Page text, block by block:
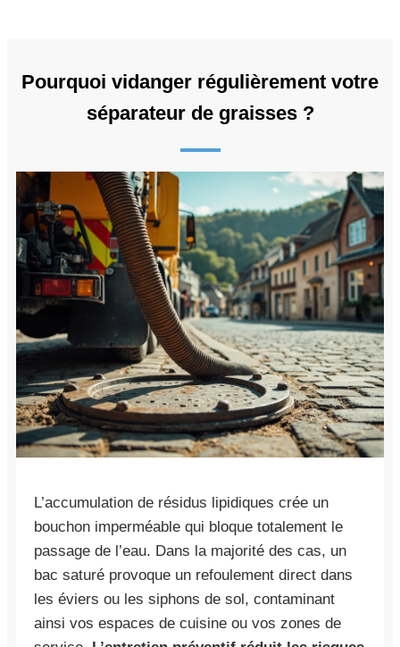
Pourquoi vidanger régulièrement votre
séparateur de graisses ?
L’accumulation de résidus lipidiques crée un
bouchon imperméable qui bloque totalement le
passage de l’eau. Dans la majorité des cas, un
bac saturé provoque un refoulement direct dans
les éviers ou les siphons de sol, contaminant
ainsi vos espaces de cuisine ou vos zones de